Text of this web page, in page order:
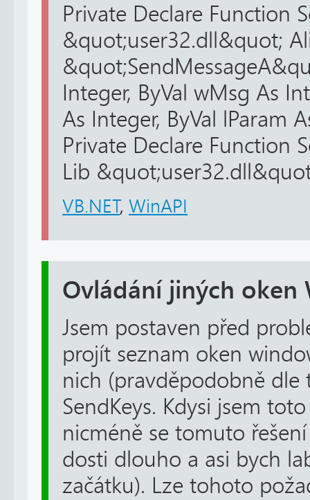
Private Declare Function
&quot;user32.dll&quot;
Integer, ByVal wMsg As
As Integer, ByVal lParam
Private Declare Function
Lib
VB.NET, WinAPI
Ovládání jiných oken
Jsem postaven před
projít seznam oken
nich (pravděpodobně
SendKeys. Kdysi jsem
nicméně se tomuto
dosti dlouho a asi bych
začátku). Lze tohoto